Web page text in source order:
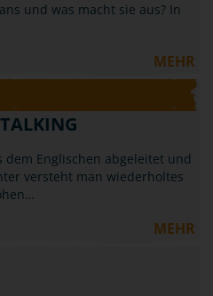
und was macht sie aus? In
MEHR
Englischen abgeleitet und
versteht man wiederholtes
MEHR